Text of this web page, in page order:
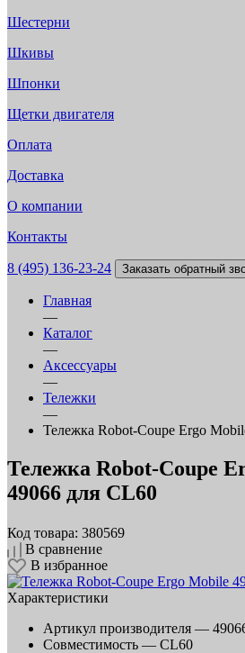
Шестерни
Шкивы
Шпонки
Щетки двигателя
Оплата
Доставка
О компании
Контакты
8 (495) 136-23-24 Заказать обратный
Главная
—
Каталог
—
Аксессуары
—
Тележки
—
Тележка Robot-Coupe Ergo
Тележка Robot-Coupe
49066 для CL60
Код товара: 380569
В сравнение
В избранное
Характеристики
Артикул производителя —
Совместимость — CL60